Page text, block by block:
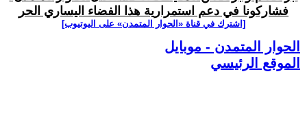
فشاركونا في دعم استمرارية هذا الفضاء اليساري الحر
[اشترك في قناة ‫«الحوار المتمدن» على اليوتيوب]
الحوار المتمدن - موبايل
الموقع الرئيسي